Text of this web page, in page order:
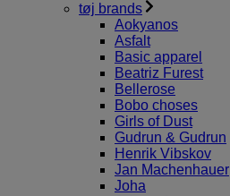
tøj brands
Aokyanos
Asfalt
Basic apparel
Beatriz Furest
Bellerose
Bobo choses
Girls of Dust
Gudrun & Gudrun
Henrik Vibskov
Jan Machenhauer
Joha